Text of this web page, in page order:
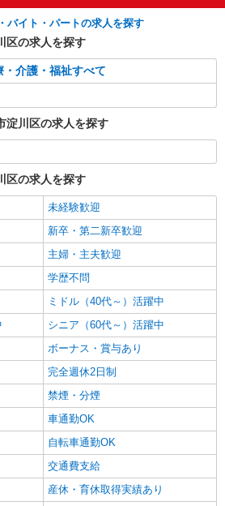
詳細を見る
夕方退社≫
詳細を見る
駅｜リハビリ補助などのデイサービス
未経験OK
1550円〜2187円 ＜日払い有/週払い有/交
給(ガソリン代含む)＞
阪市淀川区
詳細を見る
バイト・パートの求人を探す
区の求人を探す
・介護・福祉すべて
淀川区の求人を探す
区の求人を探す
未経験歓迎
新卒・第二新卒歓迎
主婦・主夫歓迎
学歴不問
ミドル（40代～）活躍中
シニア（60代～）活躍中
ボーナス・賞与あり
完全週休2日制
禁煙・分煙
車通勤OK
自転車通勤OK
交通費支給
産休・育休取得実績あり